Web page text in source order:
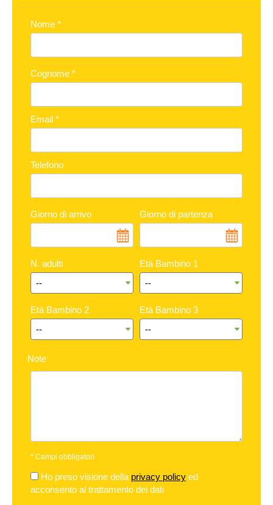
Nome *
Cognome *
Email *
Telefono
Giorno di arrivo Giorno di partenza
N. adulti Età Bambino 1
Età Bambino 2 Età Bambino 3
Note
* Campi obbligatori
Ho preso visione della privacy policy ed
acconsento al trattamento dei dati